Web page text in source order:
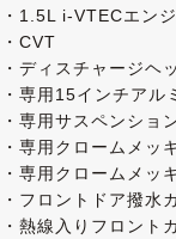
・1.5L i-VTECエン
・CVT
・ディスチャージヘ
・専用15インチアル
・専用サスペンショ
・専用クロームメッ
・専用クロームメッ
・フロントドア撥水
・熱線入りフロント